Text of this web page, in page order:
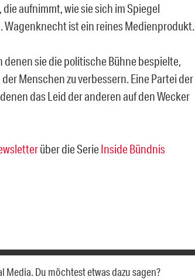
aufnimmt, wie sie sich im Spiegel
ist ein reines Medienprodukt.
sie die politische Bühne bespielte,
Menschen zu verbessern. Eine Partei der
das Leid der anderen auf den Wecker
über die SerieInside Bündnis
Media. Du möchtest etwas dazu sagen?